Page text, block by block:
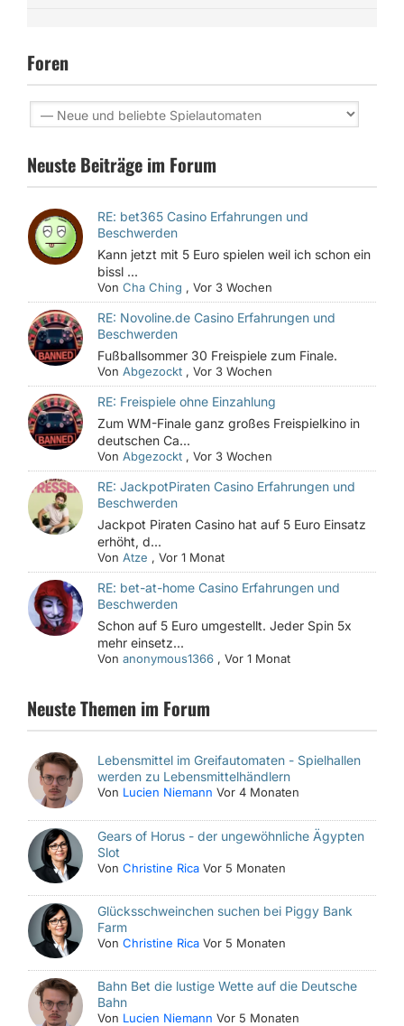
Foren
Neuste Beiträge im Forum
RE: bet365 Casino Erfahrungen und
Beschwerden
Kann jetzt mit 5 Euro spielen weil ich schon ein
bissl ...
VonCha Ching ,Vor 3 Wochen
RE: Novoline.de Casino Erfahrungen und
Beschwerden
Fußballsommer 30 Freispiele zum Finale.
VonAbgezockt ,Vor 3 Wochen
RE: Freispiele ohne Einzahlung
Zum WM-Finale ganz großes Freispielkino in
deutschen Ca...
VonAbgezockt ,Vor 3 Wochen
RE: JackpotPiraten Casino Erfahrungen und
Beschwerden
Jackpot Piraten Casino hat auf 5 Euro Einsatz
erhöht, d...
VonAtze ,Vor 1 Monat
RE: bet-at-home Casino Erfahrungen und
Beschwerden
Schon auf 5 Euro umgestellt. Jeder Spin 5x
mehr einsetz...
Vonanonymous1366 ,Vor 1 Monat
Neuste Themen im Forum
Lebensmittel im Greifautomaten - Spielhallen
werden zu Lebensmittelhändlern
Von Lucien Niemann Vor 4 Monaten
Gears of Horus - der ungewöhnliche Ägypten
Slot
VonChristine Rica Vor 5 Monaten
Glücksschweinchen suchen bei Piggy Bank
Farm
VonChristine Rica Vor 5 Monaten
Bahn Bet die lustige Wette auf die Deutsche
Bahn
Von Lucien Niemann Vor 5 Monaten